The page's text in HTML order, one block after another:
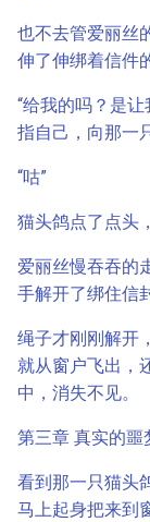
也不去管爱丽丝
伸了伸绑着信件
“给我的吗？是
指自己，向那一
“咕”
猫头鸽点了点头
爱丽丝慢吞吞的
手解开了绑住信
绳子才刚刚解开
就从窗户飞出，
中，消失不见。
第三章 真实的噩
看到那一只猫头
马上起身把来到